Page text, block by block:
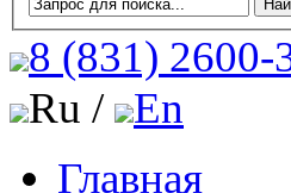
8 (831) 2600-
Ru /
En
Главная